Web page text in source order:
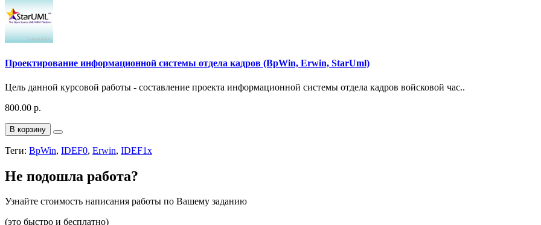
Проектирование информационной системы отдела кадров (BpWin, Erwin, StarUml)
Цель данной курсовой работы - составление проекта информационной системы отдела кадров войсковой час..
800.00 р.
В корзину
Теги: BpWin, IDEF0, Erwin, IDEF1x
Не подошла работа?
Узнайте стоимость написания работы по Вашему заданию
(это быстро и бесплатно)